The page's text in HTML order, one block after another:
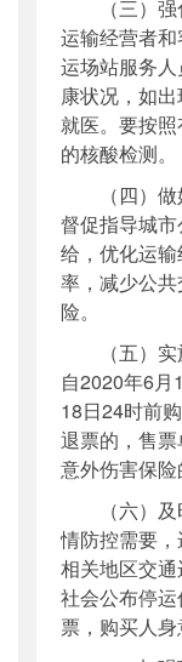
（三）强
运输经营者
运场站服务
康状况，如
就医。要按
的核酸检测。
（四）做
督促指导城
给，优化运
率，减少公
险。
（五）实施
自2020年6月
18日24时前
退票的，售
意外伤害保险
（六）及
情防控需要，
相关地区交
社会公布停
票，购买人身